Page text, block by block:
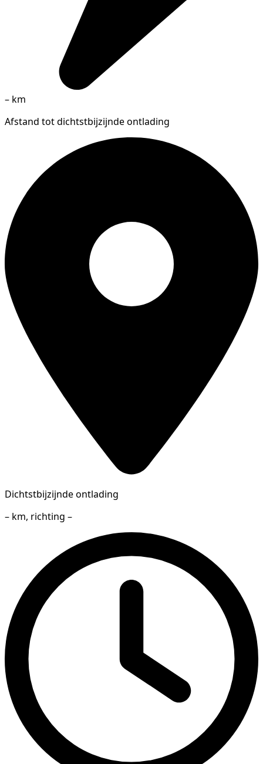
– km
Afstand tot dichtstbijzijnde ontlading
Dichtstbijzijnde ontlading
– km, richting –